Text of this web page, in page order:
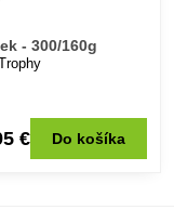
- 300/160g
€ Do košíka